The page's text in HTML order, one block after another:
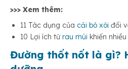
>>> Xem thêm:
11 Tác dụng của cải bó xôi đối
10 Lợi ích từrau mùi khiến
Đường thốt nốt là gì?